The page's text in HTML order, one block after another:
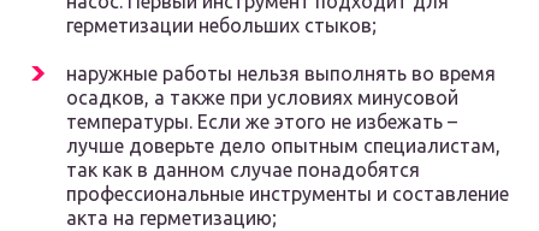
герметизации небольших стыков;
наружные работы нельзя выполнять во время
осадков, а также при условиях минусовой
температуры. Если же этого не избежать –
лучше доверьте дело опытным специалистам,
так как в данном случае понадобятся
профессиональные инструменты и составление
акта на герметизацию;